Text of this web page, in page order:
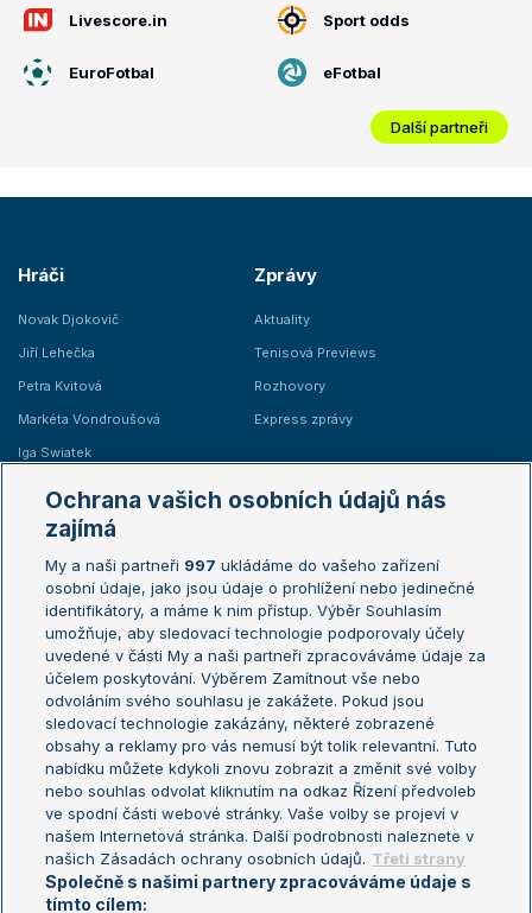
Livescore.in Sport odds
EuroFotbal eFotbal
Další partneři
Hráči
Novak Djokovič
Jiří Lehečka
Petra Kvitová
Markéta Vondroušová
Iga Swiatek
Zprávy
Aktuality
Tenisová Previews
Rozhovory
Express zprávy
Žebříčky
Žebříček ATP (muži)
Žebříček WTA (ženy)
Sázkařský žebříček
Australian Open
French Open
Wimbledon
US Open
Turnaj mistrů
Turnaj mistryň
Aktualní trendy
Fotbalové přestupy
Livesport Daily
LS Prague Open
Ochrana vašich osobních údajů nás
zajímá
My a naši partneři 997 ukládáme do vašeho zařízení
osobní údaje, jako jsou údaje o prohlížení nebo jedinečné
identifikátory, a máme k nim přístup. Výběr Souhlasím
umožňuje, aby sledovací technologie podporovaly účely
uvedené v části My a naši partneři zpracováváme údaje za
účelem poskytování. Výběrem Zamítnout vše nebo
odvoláním svého souhlasu je zakážete. Pokud jsou
sledovací technologie zakázány, některé zobrazené
obsahy a reklamy pro vás nemusí být tolik relevantní. Tuto
nabídku můžete kdykoli znovu zobrazit a změnit své volby
nebo souhlas odvolat kliknutím na odkaz Řízení předvoleb
ve spodní části webové stránky. Vaše volby se projeví v
našem Internetová stránka. Další podrobnosti naleznete v
našich Zásadách ochrany osobních údajů. Třetí strany
Společně s našimi partnery zpracováváme údaje s
tímto cílem: